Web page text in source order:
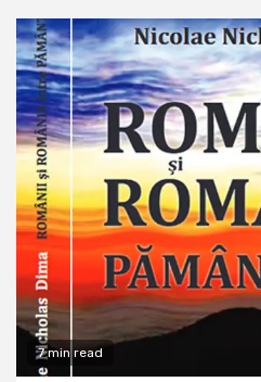
7 min read